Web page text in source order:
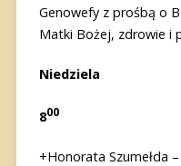
Genowefy z prośbą o
Matki Bożej, zdrowie i
Niedziela
800
+Honorata Szumełda